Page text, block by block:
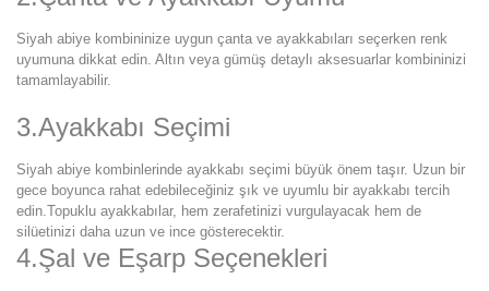
Siyah abiye kombininize uygun çanta ve ayakkabıları seçerken renk
uyumuna dikkat edin. Altın veya gümüş detaylı aksesuarlar kombininizi
tamamlayabilir.
3.Ayakkabı Seçimi
Siyah abiye kombinlerinde ayakkabı seçimi büyük önem taşır. Uzun bir
gece boyunca rahat edebileceğiniz şık ve uyumlu bir ayakkabı tercih
edin.Topuklu ayakkabılar, hem zerafetinizi vurgulayacak hem de
silüetinizi daha uzun ve ince gösterecektir.
4.Şal ve Eşarp Seçenekleri